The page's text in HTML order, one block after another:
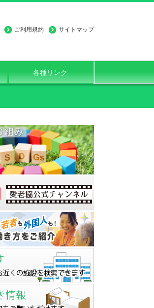
ご利用規約 サイトマップ
各種リンク